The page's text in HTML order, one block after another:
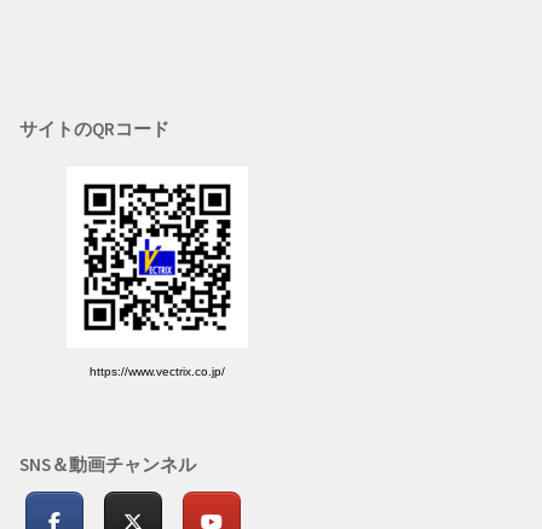
サイトのQRコード
https://www.vectrix.co.jp/
SNS＆動画チャンネル